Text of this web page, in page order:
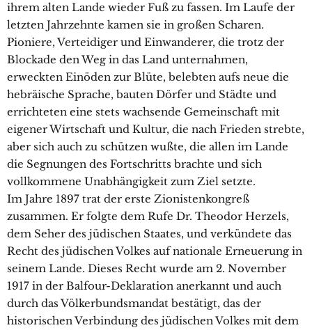
ihrem alten Lande wieder Fuß zu fassen. Im Laufe der
letzten Jahrzehnte kamen sie in großen Scharen.
Pioniere, Verteidiger und Einwanderer, die trotz der
Blockade den Weg in das Land unternahmen,
erweckten Einöden zur Blüte, belebten aufs neue die
hebräische Sprache, bauten Dörfer und Städte und
errichteten eine stets wachsende Gemeinschaft mit
eigener Wirtschaft und Kultur, die nach Frieden strebte,
aber sich auch zu schützen wußte, die allen im Lande
die Segnungen des Fortschritts brachte und sich
vollkommene Unabhängigkeit zum Ziel setzte.
Im Jahre 1897 trat der erste Zionistenkongreß
zusammen. Er folgte dem Rufe Dr. Theodor Herzels,
dem Seher des jüdischen Staates, und verkündete das
Recht des jüdischen Volkes auf nationale Erneuerung in
seinem Lande. Dieses Recht wurde am 2. November
1917 in der Balfour-Deklaration anerkannt und auch
durch das Völkerbundsmandat bestätigt, das der
historischen Verbindung des jüdischen Volkes mit dem